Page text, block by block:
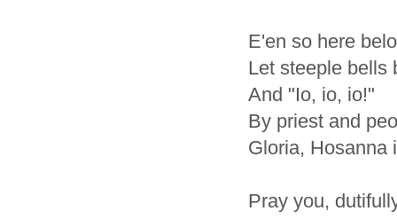
E'en so here
Let steeple bells
And "Io, io, io!"
By priest and
Gloria, Hosanna
Pray you,